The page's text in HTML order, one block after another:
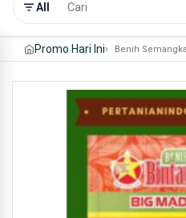
All
Promo Hari Ini Benih